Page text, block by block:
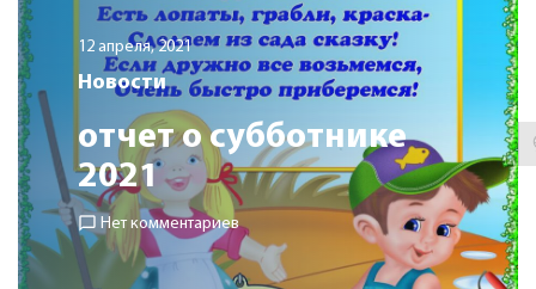
Родителям
Фотоальбомы
Контакты
12 апреля, 2021
Новости
отчет о субботнике
2021
chat_bubble_outline Нет комментариев